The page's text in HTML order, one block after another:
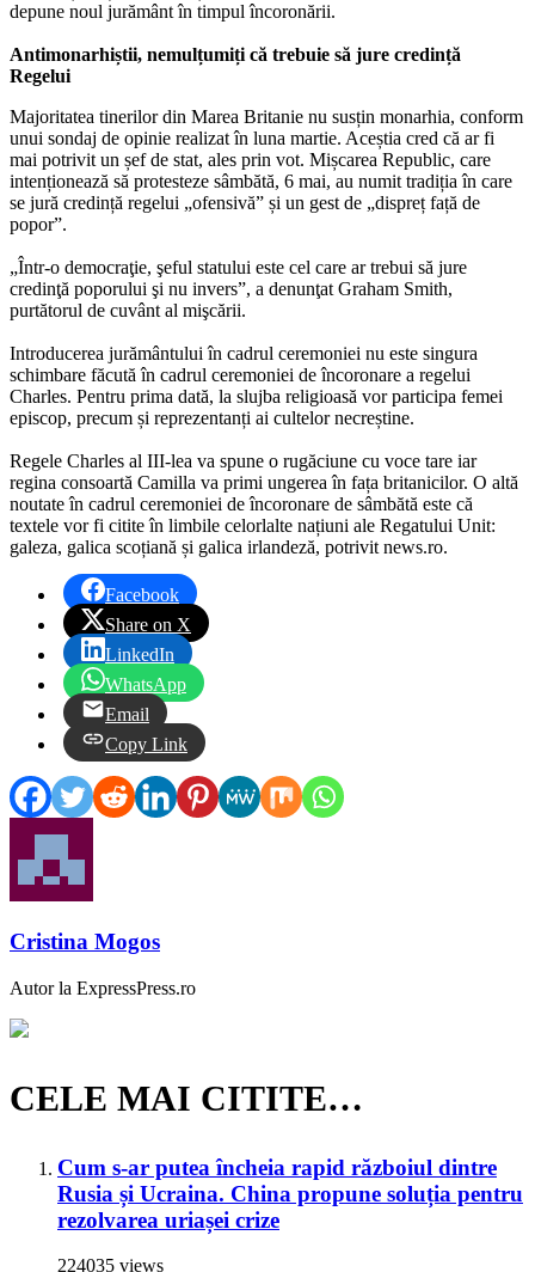
depune noul jurământ în timpul încoronării.
Antimonarhiștii, nemulțumiți că trebuie să jure credință
Regelui
Majoritatea tinerilor din Marea Britanie nu susțin monarhia, conform
unui sondaj de opinie realizat în luna martie. Aceștia cred că ar fi
mai potrivit un șef de stat, ales prin vot. Mișcarea Republic, care
intenționează să protesteze sâmbătă, 6 mai, au numit tradiția în care
se jură credință regelui „ofensivă” și un gest de „dispreț față de
popor”.
„Într-o democraţie, şeful statului este cel care ar trebui să jure
credinţă poporului şi nu invers”, a denunţat Graham Smith,
purtătorul de cuvânt al mişcării.
Introducerea jurământului în cadrul ceremoniei nu este singura
schimbare făcută în cadrul ceremoniei de încoronare a regelui
Charles. Pentru prima dată, la slujba religioasă vor participa femei
episcop, precum și reprezentanți ai cultelor necreștine.
Regele Charles al III-lea va spune o rugăciune cu voce tare iar
regina consoartă Camilla va primi ungerea în fața britanicilor. O altă
noutate în cadrul ceremoniei de încoronare de sâmbătă este că
textele vor fi citite în limbile celorlalte națiuni ale Regatului Unit:
galeza, galica scoțiană și galica irlandeză, potrivit news.ro.
Facebook
Share on X
LinkedIn
WhatsApp
Email
Copy Link
Cristina Mogos
Autor la ExpressPress.ro
CELE MAI CITITE…
Cum s-ar putea încheia rapid războiul dintre
Rusia și Ucraina. China propune soluția pentru
rezolvarea uriașei crize
224035 views